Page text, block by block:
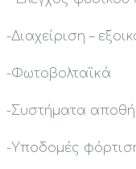
-Διαχείριση –
-Φωτοβολταϊκά
-Συστήματα
-Υποδομές